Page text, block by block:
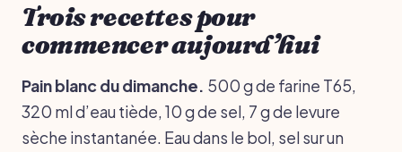
Trois recettes pour
commencer aujourd’hui
Pain blanc du dimanche. 500 g de farine T65,
320 ml d’eau tiède, 10 g de sel, 7 g de levure
sèche instantanée. Eau dans le bol, sel sur un